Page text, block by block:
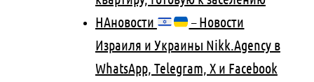
НАновости
– Новости
Израиля и Украины Nikk.Agency в
WhatsApp, Telegram, X и Facebook